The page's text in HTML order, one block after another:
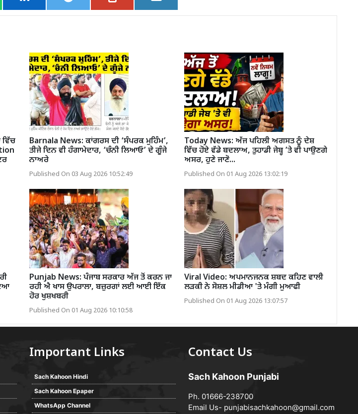
Barnala News: ਕਾਂਗਰਸ ਦੀ ‘ਸੰਪਰਕ ਮੁਹਿੰਮ’,
ਤੀਜੇ ਦਿਨ ਵੀ ਹੰਗਾਮੇਦਾਰ, ‘ਚੰਨੀ ਲਿਆਓ’ ਦੇ ਗੂੰਜੇ
ਨਾਅਰੇ
Published On 03 Aug 2026 10:52:49
Today News: ਅੱਜ ਪਹਿਲੀ ਅਗਸਤ ਨੂੰ ਦੇਸ਼
ਵਿੱਚ ਹੋਏ ਵੱਡੇ ਬਦਲਾਅ, ਤੁਹਾਡੀ ਜੇਬ੍ਹ ’ਤੇ ਵੀ ਪਾਉਣਗੇ
ਅਸਰ, ਹੁਣੇ ਜਾਣੋ...
Published On 01 Aug 2026 13:02:19
Punjab News: ਪੰਜਾਬ ਸਰਕਾਰ ਅੱਜ ਤੋਂ ਕਰਨ ਜਾ
ਰਹੀ ਐ ਖਾਸ ਉਪਰਾਲਾ, ਬਜ਼ੁਰਗਾਂ ਲਈ ਆਈ ਇੱਕ
ਹੋਰ ਖੁਸ਼ਖਬਰੀ
Published On 01 Aug 2026 10:10:58
Viral Video: ਅਪਮਾਨਜਨਕ ਸ਼ਬਦ ਕਹਿਣ ਵਾਲੀ
ਲੜਕੀ ਨੇ ਸੋਸ਼ਲ ਮੀਡੀਆ 'ਤੇ ਮੰਗੀ ਮੁਆਫੀ
Published On 01 Aug 2026 13:07:57
Important Links
Sach Kahoon Hindi
Sach Kahoon Epaper
WhatsApp Channel
Contact Us
Sach Kahoon Punjabi
Ph. 01666-238700
Email Us- punjabisachkahoon@gmail.com